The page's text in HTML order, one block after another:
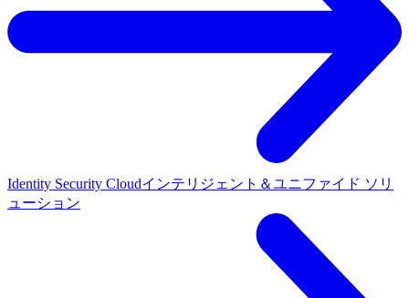
Identity Security Cloudインテリジェント＆ユニファイド ソリ
ューション